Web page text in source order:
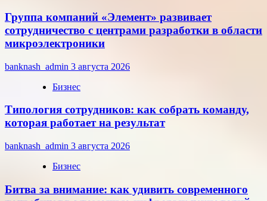
Группа компаний «Элемент» развивает
сотрудничество с центрами разработки в области
микроэлектроники
banknash_admin 3 августа 2026
Бизнес
Типология сотрудников: как собрать команду,
которая работает на результат
banknash_admin 3 августа 2026
Бизнес
Битва за внимание: как удивить современного